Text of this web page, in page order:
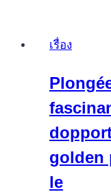
เรื่อง
golden
le